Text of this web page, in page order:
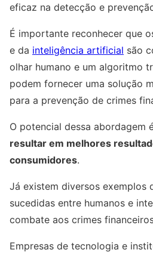
eficaz na detecção e
É importante reconhecer que
e da inteligência artificial são
olhar humano e um algoritmo
podem fornecer uma solução
para a prevenção de crimes
O potencial dessa abordagem
resultar em melhores
consumidores.
Já existem diversos exemplos
sucedidas entre humanos e
combate aos crimes
Empresas de tecnologia e